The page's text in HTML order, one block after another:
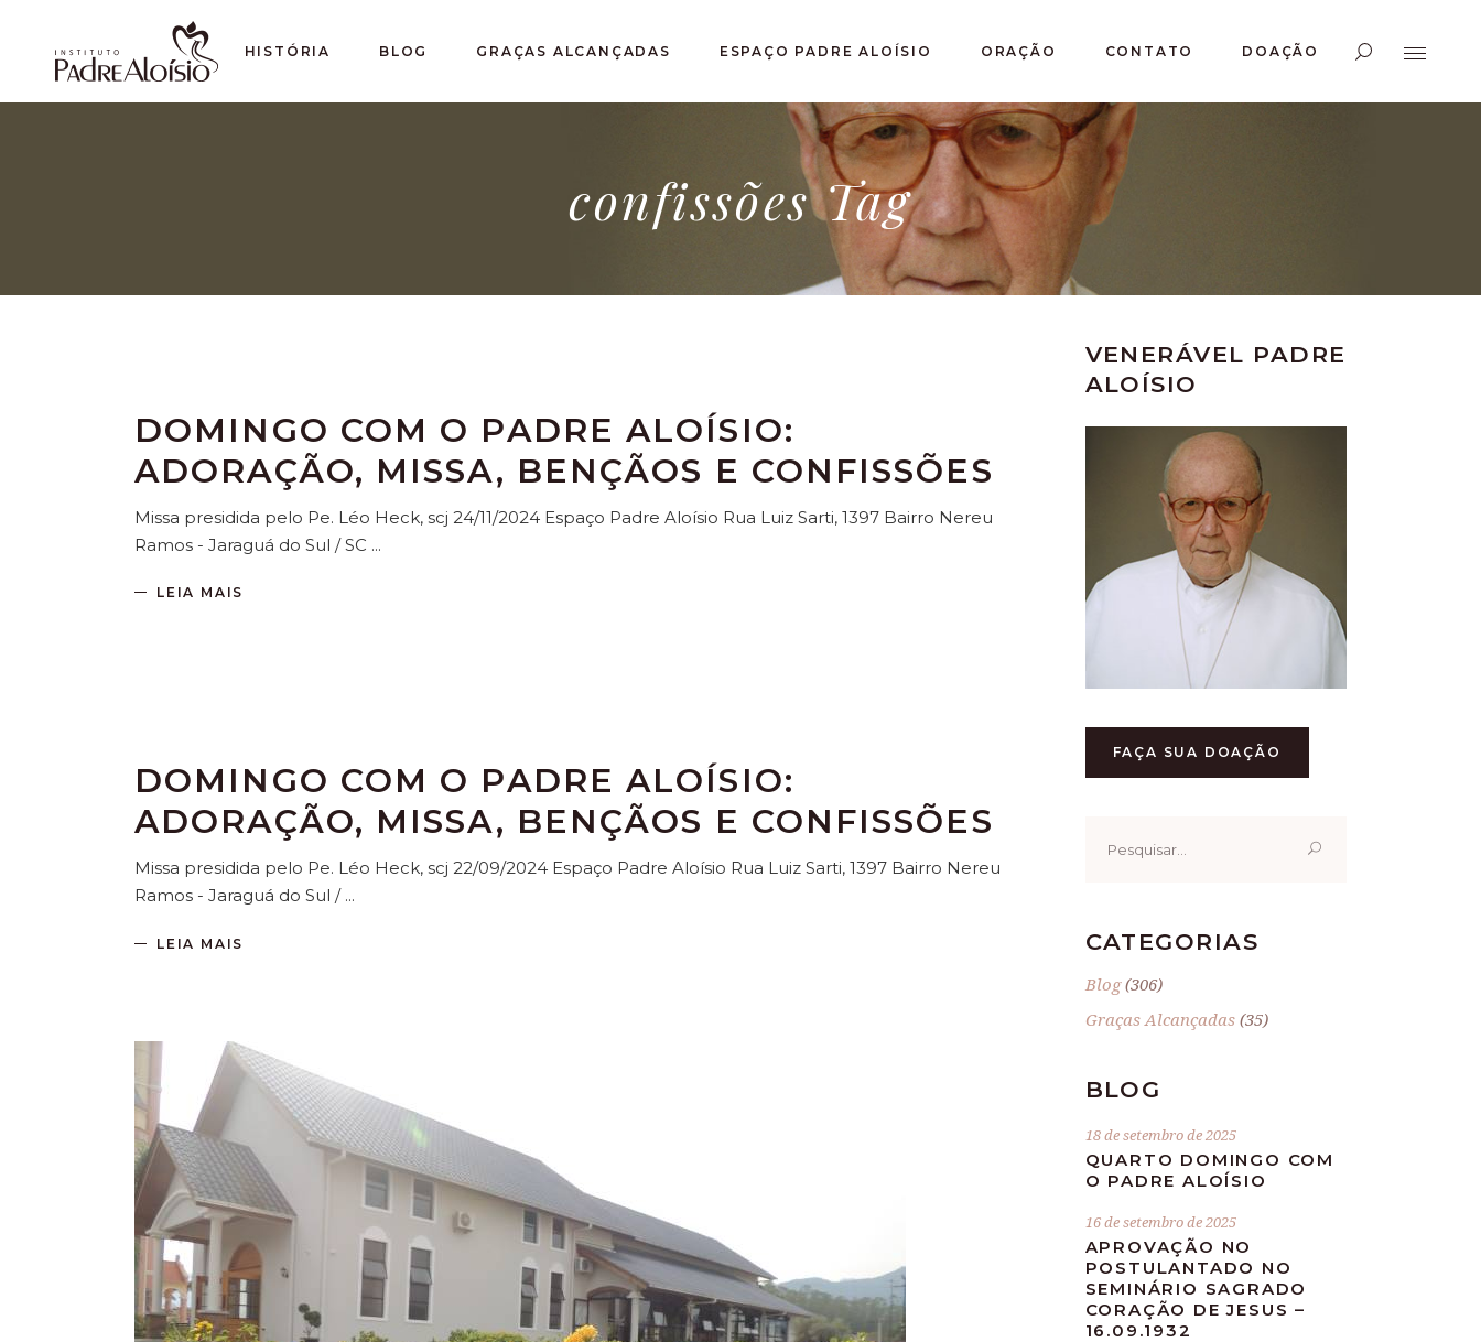
HISTÓRIA BLOG GRAÇAS ALCANÇADAS ESPAÇO PADRE ALOÍSIO ORAÇÃO CONTATO DOAÇÃO
confissões Tag
DOMINGO COM O PADRE ALOÍSIO:
ADORAÇÃO, MISSA, BENÇÃOS E CONFISSÕES
Missa presidida pelo Pe. Léo Heck, scj 24/11/2024 Espaço Padre Aloísio Rua Luiz Sarti, 1397 Bairro Nereu
Ramos - Jaraguá do Sul / SC
LEIA MAIS
DOMINGO COM O PADRE ALOÍSIO:
ADORAÇÃO, MISSA, BENÇÃOS E CONFISSÕES
Missa presidida pelo Pe. Léo Heck, scj 22/09/2024 Espaço Padre Aloísio Rua Luiz Sarti, 1397 Bairro Nereu
Ramos - Jaraguá do Sul /
LEIA MAIS
VENERÁVEL PADRE
ALOÍSIO
FAÇA SUA DOAÇÃO
por:
CATEGORIAS
Blog(306)
Graças Alcançadas(35)
BLOG
18 de setembro de 2025
QUARTO DOMINGO COM
O PADRE ALOÍSIO
16 de setembro de 2025
APROVAÇÃO NO
POSTULANTADO NO
SEMINÁRIO SAGRADO
CORAÇÃO DE JESUS –
16.09.1932